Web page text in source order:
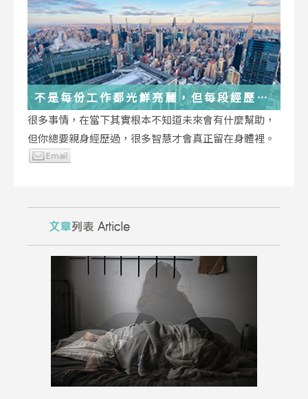
不是每份工作都光鮮亮麗，但每段經歷都
在偷偷改變你
很多事情，在當下其實根本不知道未來會有什麼幫助，
但你總要親身經歷過，很多智慧才會真正留在身體裡。